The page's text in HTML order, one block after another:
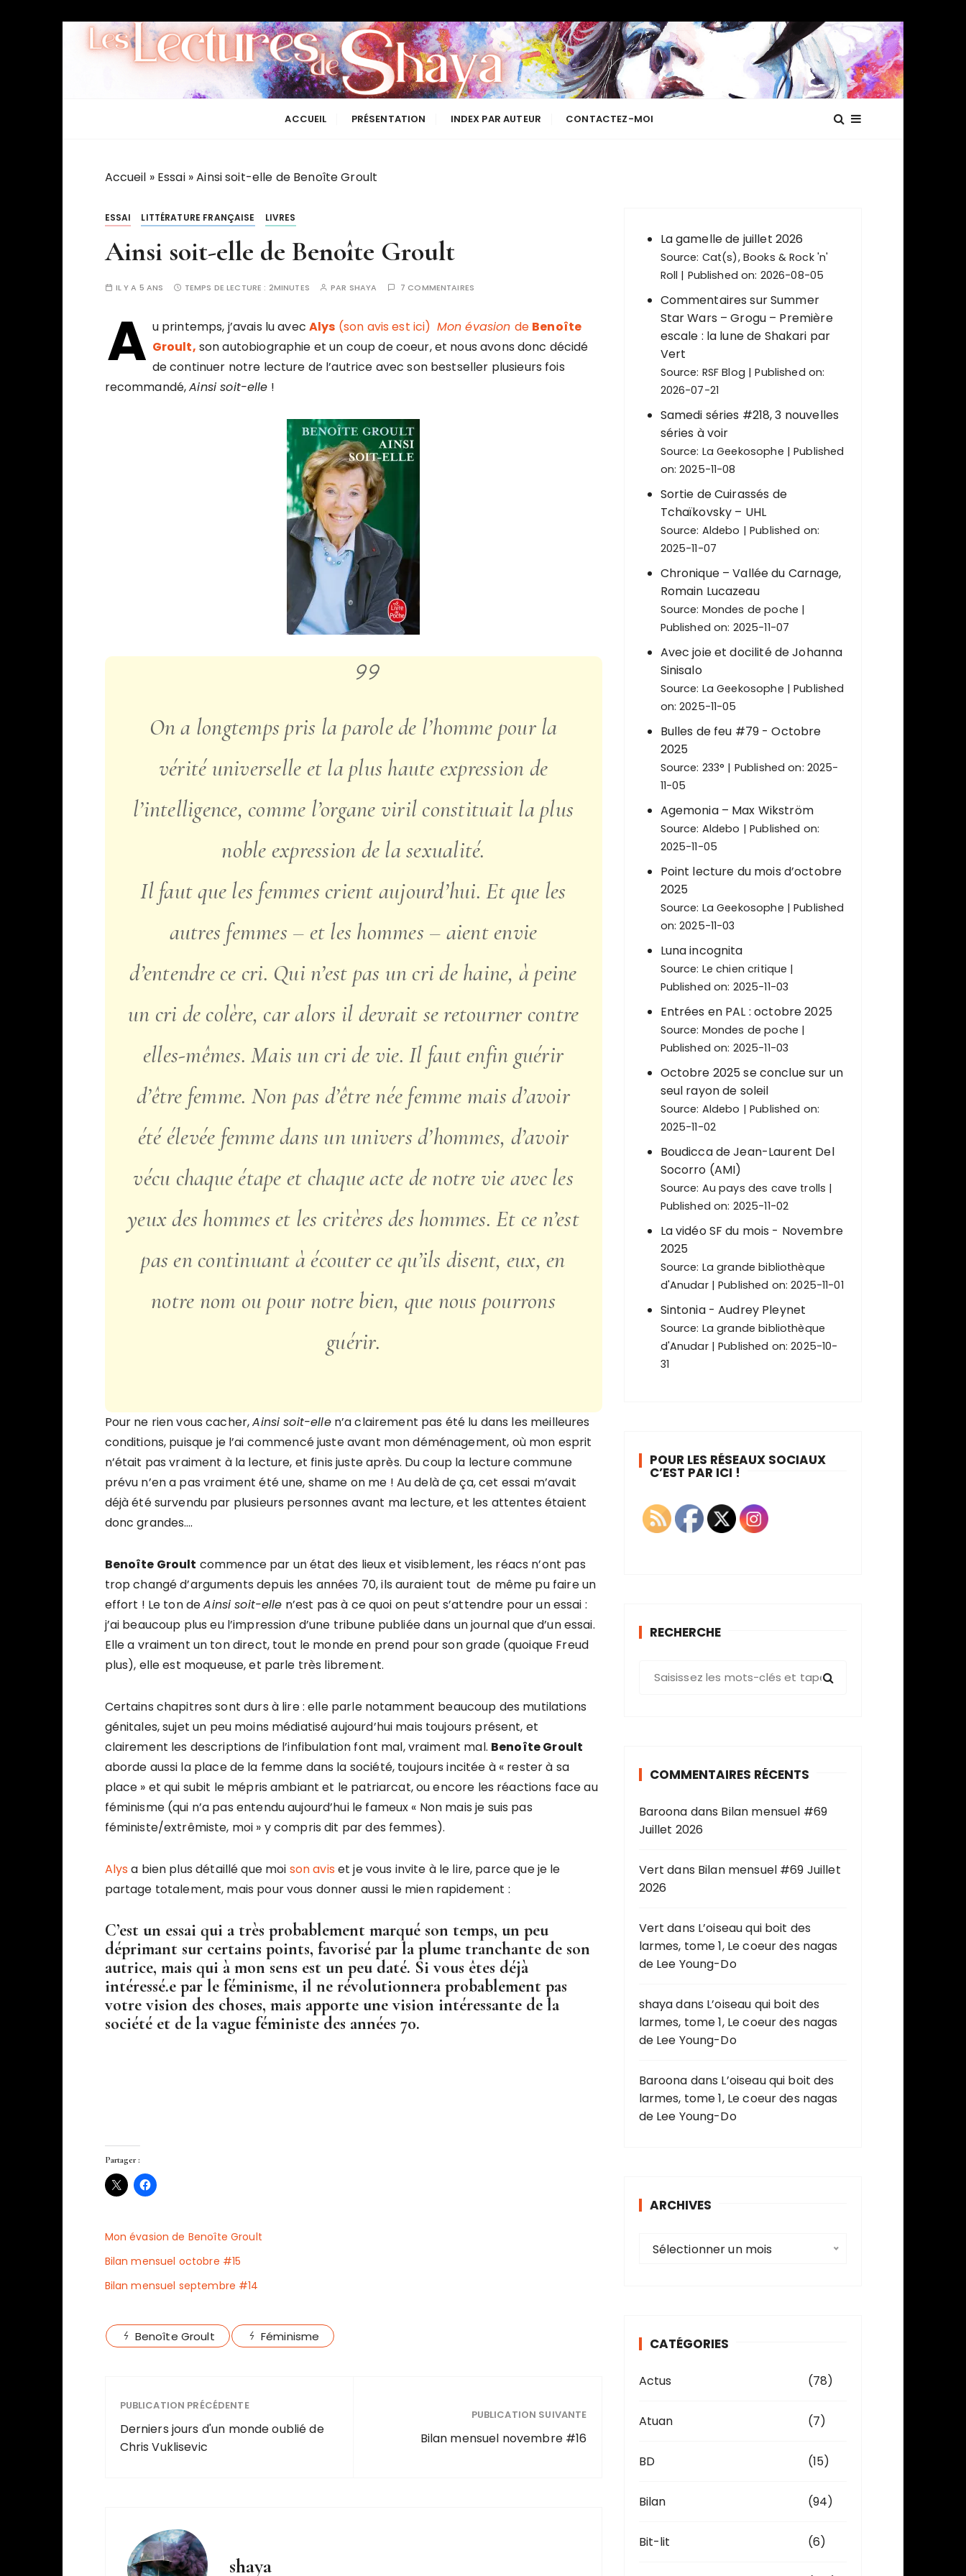
Les lectures de Shaya
ACCUEIL PRÉSENTATION INDEX PAR AUTEUR CONTACTEZ-MOI
Accueil » Essai»Ainsi soit-elle de Benoîte Groult
ESSAI LITTÉRATURE FRANÇAISE LIVRES
Ainsi soit-elle de Benoîte Groult
IL Y A 5 ANS TEMPS DE LECTURE : 2MINUTES PAR SHAYA 7 COMMENTAIRES
A u printemps, j’avais lu avecAlys (son avis est ici) Mon évasion de Benoîte
Groult, son autobiographie et un coup de coeur, et nous avons donc décidé
de continuer notre lecture de l’autrice avec son bestseller plusieurs fois
recommandé,Ainsi soit-elle !
On a longtemps pris la parole de l’homme pour la
vérité universelle et la plus haute expression de
l’intelligence, comme l’organe viril constituait la plus
noble expression de la sexualité.
Il faut que les femmes crient aujourd’hui. Et que les
autres femmes – et les hommes – aient envie
d’entendre ce cri. Qui n’est pas un cri de haine, à peine
un cri de colère, car alors il devrait se retourner contre
elles-mêmes. Mais un cri de vie. Il faut enfin guérir
d’être femme. Non pas d’être née femme mais d’avoir
été élevée femme dans un univers d’hommes, d’avoir
vécu chaque étape et chaque acte de notre vie avec les
yeux des hommes et les critères des hommes. Et ce n’est
pas en continuant à écouter ce qu’ils disent, eux, en
notre nom ou pour notre bien, que nous pourrons
guérir.
Pour ne rien vous cacher,Ainsi soit-ellen’a clairement pas été lu dans les meilleures
conditions, puisque je l’ai commencé juste avant mon déménagement, où mon esprit
n’était pas vraiment à la lecture, et finis juste après. Du coup la lecture commune
prévu n’en a pas vraiment été une, shame on me ! Au delà de ça, cet essai m’avait
déjà été survendu par plusieurs personnes avant ma lecture, et les attentes étaient
donc grandes….
Benoîte Groult commence par un état des lieux et visiblement, les réacs n’ont pas
trop changé d’arguments depuis les années 70, ils auraient tout de même pu faire un
effort ! Le ton deAinsi soit-elle n’est pas à ce quoi on peut s’attendre pour un essai :
j’ai beaucoup plus eu l’impression d’une tribune publiée dans un journal que d’un essai.
Elle a vraiment un ton direct, tout le monde en prend pour son grade (quoique Freud
plus), elle est moqueuse, et parle très librement.
Certains chapitres sont durs à lire : elle parle notamment beaucoup des mutilations
génitales, sujet un peu moins médiatisé aujourd’hui mais toujours présent, et
clairement les descriptions de l’infibulation font mal, vraiment mal. Benoîte Groult
aborde aussi la place de la femme dans la société, toujours incitée à « rester à sa
place » et qui subit le mépris ambiant et le patriarcat, ou encore les réactions face au
féminisme (qui n’a pas entendu aujourd’hui le fameux « Non mais je suis pas
féministe/extrêmiste, moi » y compris dit par des femmes).
Alysa bien plus détaillé que moi son avis et je vous invite à le lire, parce que je le
partage totalement, mais pour vous donner aussi le mien rapidement :
C’est un essai qui a très probablement marqué son temps, un peu
déprimant sur certains points, favorisé par la plume tranchante de son
autrice, mais qui à mon sens est un peu daté. Si vous êtes déjà
intéressé.e par le féminisme, il ne révolutionnera probablement pas
votre vision des choses, mais apporte une vision intéressante de la
société et de la vague féministe des années 70.
Partager :
Mon évasion de Benoîte Groult
Bilan mensuel octobre #15
Bilan mensuel septembre #14
Benoîte Groult Féminisme
PUBLICATION PRÉCÉDENTE
Derniers jours d'un monde oublié de
Chris Vuklisevic
PUBLICATION SUIVANTE
Bilan mensuel novembre #16
shaya
La gamelle de juillet 2026
Source: Cat(s), Books & Rock 'n'
Roll
Published on: 2026-08-05
Commentaires sur Summer
Star Wars – Grogu – Première
escale : la lune de Shakari par
Vert
Source: RSF Blog
Published on:
2026-07-21
Samedi séries #218, 3 nouvelles
séries à voir
Source: La Geekosophe
Published
on: 2025-11-08
Sortie de Cuirassés de
Tchaïkovsky – UHL
Source: Aldebo
Published on:
2025-11-07
Chronique – Vallée du Carnage,
Romain Lucazeau
Source: Mondes de poche
Published on: 2025-11-07
Avec joie et docilité de Johanna
Sinisalo
Source: La Geekosophe
Published
on: 2025-11-05
Bulles de feu #79 - Octobre
2025
Source: 233°
Published on: 2025-
11-05
Agemonia – Max Wikström
Source: Aldebo
Published on:
2025-11-05
Point lecture du mois d’octobre
2025
Source: La Geekosophe
Published
on: 2025-11-03
Luna incognita
Source: Le chien critique
Published on: 2025-11-03
Entrées en PAL : octobre 2025
Source: Mondes de poche
Published on: 2025-11-03
Octobre 2025 se conclue sur un
seul rayon de soleil
Source: Aldebo
Published on:
2025-11-02
Boudicca de Jean-Laurent Del
Socorro (AMI)
Source: Au pays des cave trolls
Published on: 2025-11-02
La vidéo SF du mois - Novembre
2025
Source: La grande bibliothèque
d'Anudar
Published on: 2025-11-01
Sintonia - Audrey Pleynet
Source: La grande bibliothèque
d'Anudar
Published on: 2025-10-
31
POUR LES RÉSEAUX SOCIAUX
C’EST PAR ICI !
RECHERCHE
e
p
u
r
:
COMMENTAIRES RÉCENTS
Baroona dans Bilan mensuel #69
Juillet 2026
Vert dans Bilan mensuel #69 Juillet
2026
Vert dans L’oiseau qui boit des
larmes, tome 1, Le coeur des nagas
de Lee Young-Do
shayadans L’oiseau qui boit des
larmes, tome 1, Le coeur des nagas
de Lee Young-Do
Baroona dans L’oiseau qui boit des
larmes, tome 1, Le coeur des nagas
de Lee Young-Do
ARCHIVES
e
Sélectionner un mois
CATÉGORIES
Actus (78)
Atuan (7)
BD (15)
Bilan (94)
Bit-lit (6)